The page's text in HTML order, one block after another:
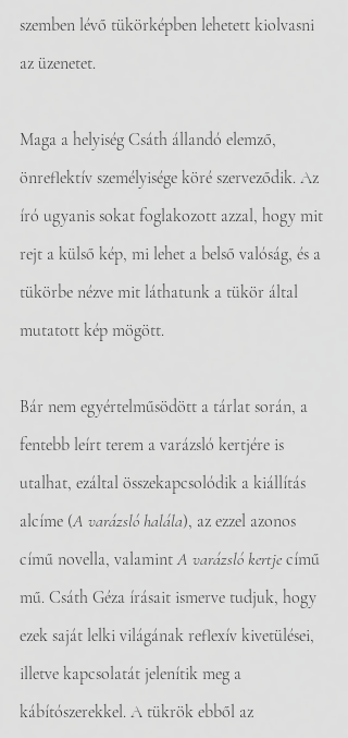
szemben lévő tükörképben lehetett kiolvasni
az üzenetet.
Maga a helyiség Csáth állandó elemző,
önreflektív személyisége köré szerveződik. Az
író ugyanis sokat foglakozott azzal, hogy mit
rejt a külső kép, mi lehet a belső valóság, és a
tükörbe nézve mit láthatunk a tükör által
mutatott kép mögött.
Bár nem egyértelműsödött a tárlat során, a
fentebb leírt terem a varázsló kertjére is
utalhat, ezáltal összekapcsolódik a kiállítás
alcíme (A varázsló halála), az ezzel azonos
című novella, valamint A varázsló kertje című
mű. Csáth Géza írásait ismerve tudjuk, hogy
ezek saját lelki világának reflexív kivetülései,
illetve kapcsolatát jelenítik meg a
kábítószerekkel. A tükrök ebből az